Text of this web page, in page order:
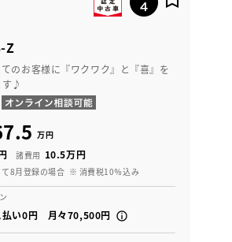
Z
のお客様に『ワクワク』と『喜』を
す♪
万円
諸費用 10.5万円
8月登録の場合 ※ 消費税10％込み
払い0円 月々70,500円